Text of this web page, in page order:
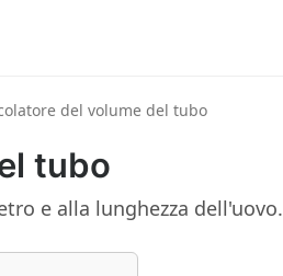
del volume del tubo
tubo
e alla lunghezza dell'uovo.